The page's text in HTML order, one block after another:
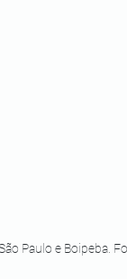
Paulo e Boipeba.